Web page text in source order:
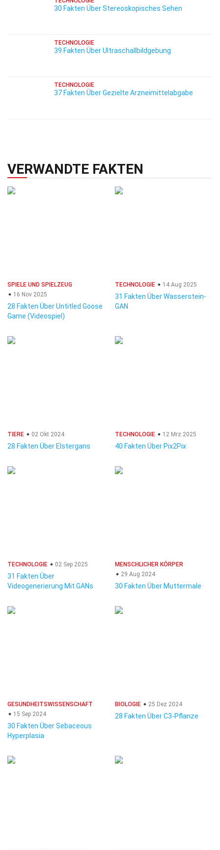
30 Fakten Über Stereoskopisches Sehen
TECHNOLOGIE
39 Fakten Über Ultraschallbildgebung
TECHNOLOGIE
37 Fakten Über Gezielte Arzneimittelabgabe
VERWANDTE FAKTEN
SPIELE UND SPIELZEUG
16 Nov 2025
28 Fakten Über Untitled Goose
Game (Videospiel)
TECHNOLOGIE 14 Aug 2025
31 Fakten Über Wasserstein-
GAN
TIERE 02 Okt 2024
28 Fakten Über Elstergans
TECHNOLOGIE 12 Mrz 2025
40 Fakten Über Pix2Pix
TECHNOLOGIE 02 Sep 2025
31 Fakten Über
Videogenerierung Mit GANs
MENSCHLICHER KÖRPER
29 Aug 2024
30 Fakten Über Muttermale
GESUNDHEITSWISSENSCHAFT
15 Sep 2024
30 Fakten Über Sebaceous
Hyperplasia
BIOLOGIE 25 Dez 2024
28 Fakten Über C3-Pflanze